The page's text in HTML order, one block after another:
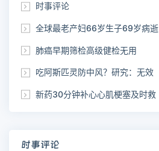
时事评论
全球最老产妇66岁生子69岁病逝
肺癌早期筛检高级健检无用
吃阿斯匹灵防中风？研究：无效
新药30分钟补心心肌梗塞及时救
时事评论